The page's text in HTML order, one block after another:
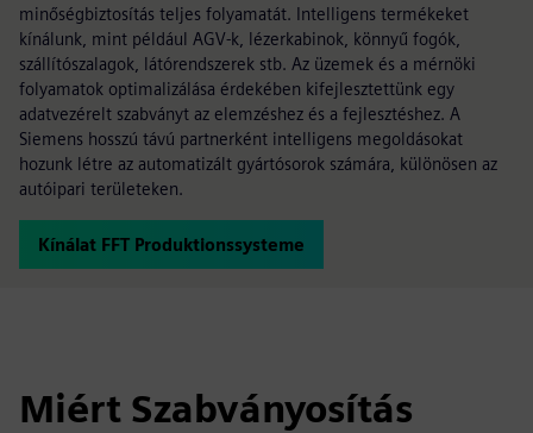
minőségbiztosítás teljes folyamatát. Intelligens termékeket
kínálunk, mint például AGV-k, lézerkabinok, könnyű fogók,
szállítószalagok, látórendszerek stb. Az üzemek és a mérnöki
folyamatok optimalizálása érdekében kifejlesztettünk egy
adatvezérelt szabványt az elemzéshez és a fejlesztéshez. A
Siemens hosszú távú partnerként intelligens megoldásokat
hozunk létre az automatizált gyártósorok számára, különösen az
autóipari területeken.
Kínálat FFT Produktionssysteme
Miért Szabványosítás